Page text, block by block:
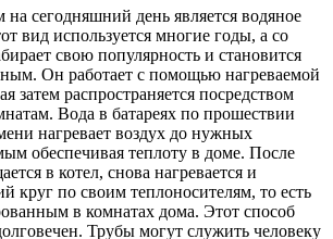
сегодняшний день является водяное
вид используется многие годы, а со
свою популярность и становится
Он работает с помощью нагреваемой
затем распространяется посредством
Вода в батареях по прошествии
нагревает воздух до нужных
обеспечивая теплоту в доме. После
в котел, снова нагревается и
круг по своим теплоносителям, то есть
в комнатах дома. Этот способ
Трубы могут служить человеку